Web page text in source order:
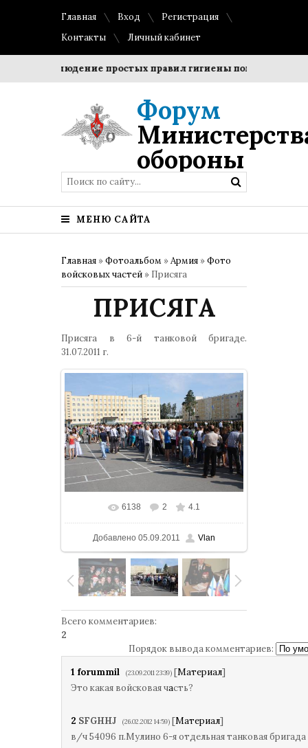
Главная Вход
Регистрация
Контакты
Личный кабинет
Соблюдение простых правил гигиены помогает
Форум
обороны
МЕНЮ САЙТА
Главная »Фотоальбом »Армия »Фото
войсковых частей » Присяга
ПРИСЯГА
Присяга в 6-й танковой бригаде.
31.07.2011 г.
В реальном размере 1500x1000
190.6Kb
6138 2 4.1
Добавлено 05.09.2011 Vlan
Всего комментариев:
2
Порядок вывода комментариев:
1 forummil (23.09.2011 23:39) [Материал]
Это какая войсковая часть?
2 SFGHHJ (26.02.2012 14:59) [Материал]
в/ч 54096 п.Мулино 6-я отдельная танковая бригада